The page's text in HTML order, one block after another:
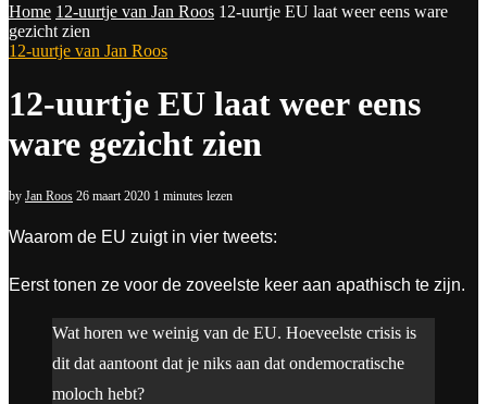
Home 12-uurtje van Jan Roos 12-uurtje EU laat weer eens ware
gezicht zien
12-uurtje van Jan Roos
12-uurtje EU laat weer eens
ware gezicht zien
by Jan Roos 26 maart 2020 1 minutes lezen
Waarom de EU zuigt in vier tweets:
Eerst tonen ze voor de zoveelste keer aan apathisch te zijn.
Wat horen we weinig van de EU. Hoeveelste crisis is
dit dat aantoont dat je niks aan dat ondemocratische
moloch hebt?